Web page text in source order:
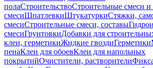
полаСтроительствоСтроительные смеси и
смесиШпатлевкиШтукатуркиСтяжки,
смесиСтроительные смеси, составы
смесиГрунтовкиДобавки для
клеи, герметикиЖидкие гвоздиГерметики
пенаКлеи для обоевКлеи для напольных
покрытийОчистители, растворители